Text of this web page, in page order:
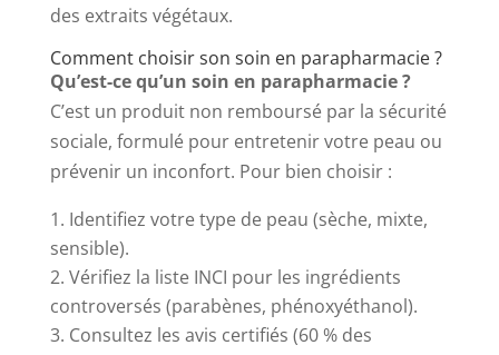
des extraits végétaux.
Comment choisir son soin en parapharmacie ?
Qu’est-ce qu’un soin en parapharmacie ?
C’est un produit non remboursé par la sécurité
sociale, formulé pour entretenir votre peau ou
prévenir un inconfort. Pour bien choisir :
Identifiez votre type de peau (sèche, mixte,
sensible).
Vérifiez la liste INCI pour les ingrédients
controversés (parabènes, phénoxyéthanol).
Consultez les avis certifiés (60 % des